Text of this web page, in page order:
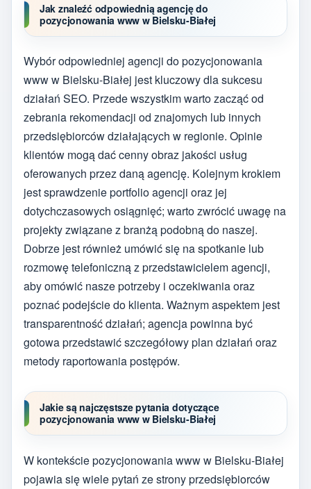
Jak znaleźć odpowiednią agencję do
pozycjonowania www w Bielsku-Białej
Wybór odpowiedniej agencji do pozycjonowania
www w Bielsku-Białej jest kluczowy dla sukcesu
działań SEO. Przede wszystkim warto zacząć od
zebrania rekomendacji od znajomych lub innych
przedsiębiorców działających w regionie. Opinie
klientów mogą dać cenny obraz jakości usług
oferowanych przez daną agencję. Kolejnym krokiem
jest sprawdzenie portfolio agencji oraz jej
dotychczasowych osiągnięć; warto zwrócić uwagę na
projekty związane z branżą podobną do naszej.
Dobrze jest również umówić się na spotkanie lub
rozmowę telefoniczną z przedstawicielem agencji,
aby omówić nasze potrzeby i oczekiwania oraz
poznać podejście do klienta. Ważnym aspektem jest
transparentność działań; agencja powinna być
gotowa przedstawić szczegółowy plan działań oraz
metody raportowania postępów.
Jakie są najczęstsze pytania dotyczące
pozycjonowania www w Bielsku-Białej
W kontekście pozycjonowania www w Bielsku-Białej
pojawia się wiele pytań ze strony przedsiębiorców